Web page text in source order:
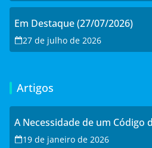
Em Destaque (27/07/2026)
27 de julho de 2026
Artigos
A Necessidade de um Código
19 de janeiro de 2026